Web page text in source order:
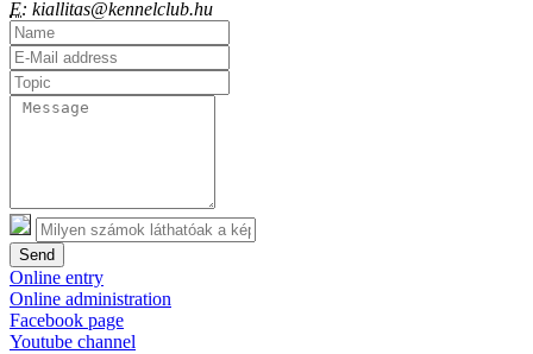
E: kiallitas@kennelclub.hu
Send
Online entry
Online administration
Facebook page
Youtube channel